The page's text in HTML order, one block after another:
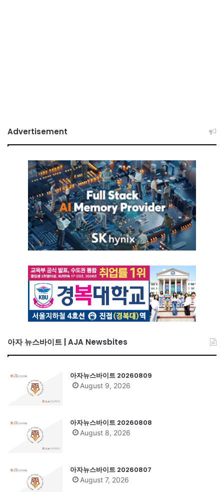
Advertisement
아자 뉴스바이트 | AJA Newsbites
아자뉴스바이트 20260809
August 9, 2026
아자뉴스바이트 20260808
August 8, 2026
아자뉴스바이트 20260807
August 7, 2026